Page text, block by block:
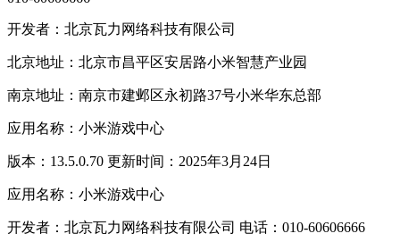
开发者：北京瓦力网络科技有限公司
北京地址：北京市昌平区安居路小米智慧产业园
南京地址：南京市建邺区永初路37号小米华东总部
应用名称：小米游戏中心
版本：13.5.0.70 更新时间：2025年3月24日
应用名称：小米游戏中心
开发者：北京瓦力网络科技有限公司 电话：010-60606666